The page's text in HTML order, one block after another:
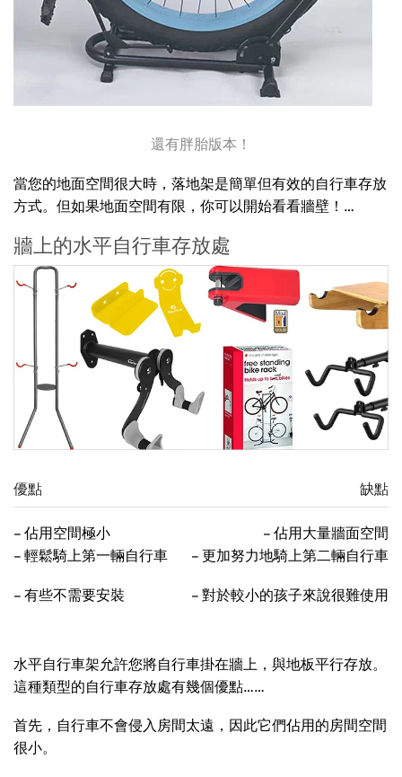
還有胖胎版本！
當您的地面空間很大時，落地架是簡單但有效的自行車存放
方式。但如果地面空間有限，你可以開始看看牆壁！…
牆上的水平自行車存放處
優點 缺點
– 佔用空間極小
– 輕鬆騎上第一輛自行車
– 有些不需要安裝
– 佔用大量牆面空間
– 更加努力地騎上第二輛自行車
– 對於較小的孩子來說很難使用
水平自行車架允許您將自行車掛在牆上，與地板平行存放。
這種類型的自行車存放處有幾個優點……
首先，自行車不會侵入房間太遠，因此它們佔用的房間空間
很小。